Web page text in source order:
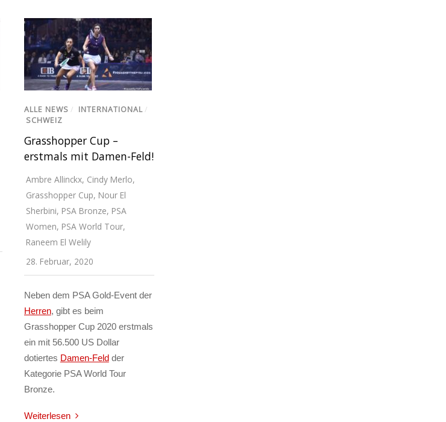
ALLE NEWS / INTERNATIONAL/
SCHWEIZ
Grasshopper Cup –
erstmals mit Damen-Feld!
Ambre Allinckx, Cindy Merlo,
Grasshopper Cup, Nour El
Sherbini, PSA Bronze, PSA
Women, PSA World Tour,
Raneem El Welily
28. Februar, 2020
Neben dem PSA Gold-Event der
Herren, gibt es beim
Grasshopper Cup 2020 erstmals
ein mit 56.500 US Dollar
dotiertes Damen-Feldder
Kategorie PSA World Tour
Bronze.
Weiterlesen